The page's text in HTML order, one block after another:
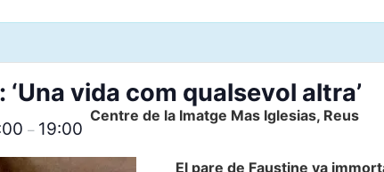
vida com qualsevol altra’
– 19:00
Centre de la Imatge Mas Iglesias, Reus
El pare de Faustine va